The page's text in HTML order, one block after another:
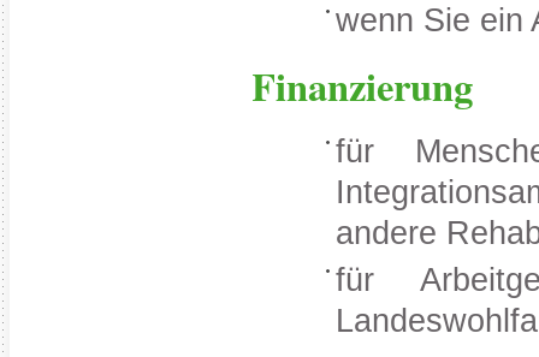
wenn Sie ein
Finanzierung
für
andere
für